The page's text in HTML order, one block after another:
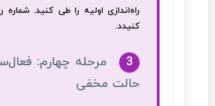
راه‌اندازی اولیه را طی کنید. شماره
کنیدد.
3
مرحله چهارم:
حالت مخفی